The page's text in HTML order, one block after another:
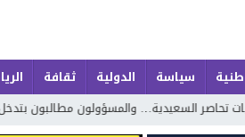
سياسة الدولية ثقافة
والمسؤولون مطالبون بتدخل عاجل